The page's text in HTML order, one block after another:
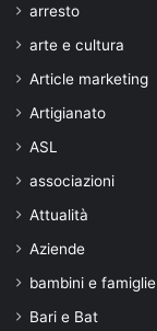
arresto
arte e cultura
Article marketing
Artigianato
ASL
associazioni
Attualità
Aziende
bambini e famiglie
Bari e Bat